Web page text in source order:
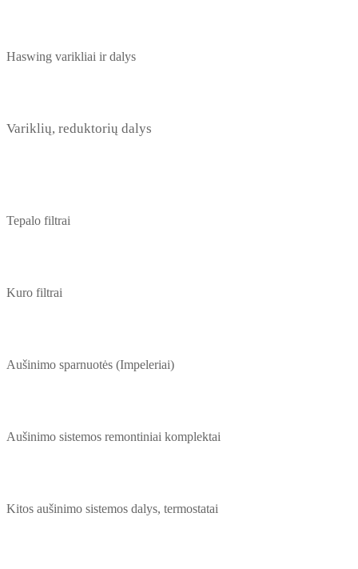
Haswing varikliai ir dalys
Variklių, reduktorių dalys
Tepalo filtrai
Kuro filtrai
Aušinimo sparnuotės (Impeleriai)
Aušinimo sistemos remontiniai komplektai
Kitos aušinimo sistemos dalys, termostatai